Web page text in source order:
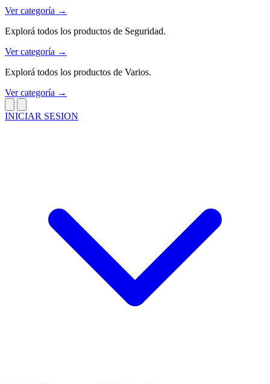
Ver categoría →
Explorá todos los productos de Seguridad.
Ver categoría →
Explorá todos los productos de Varios.
Ver categoría →
INICIAR SESION